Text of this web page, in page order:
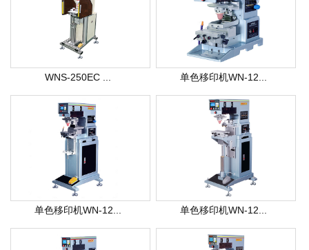
WNS-250EC ... 单色移印机WN-12...
单色移印机WN-12... 单色移印机WN-12...